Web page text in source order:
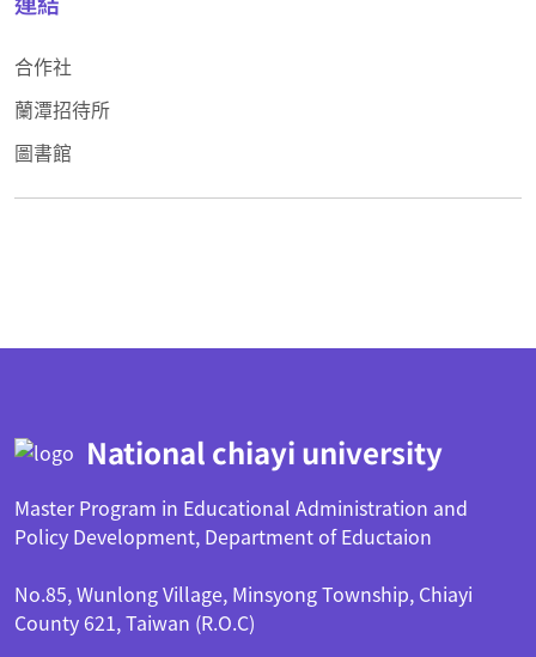
合作社
蘭潭招待所
圖書館
National chiayi university
Master Program in Educational Administration and
Policy Development, Department of Eductaion
No.85, Wunlong Village, Minsyong Township, Chiayi
County 621, Taiwan (R.O.C)